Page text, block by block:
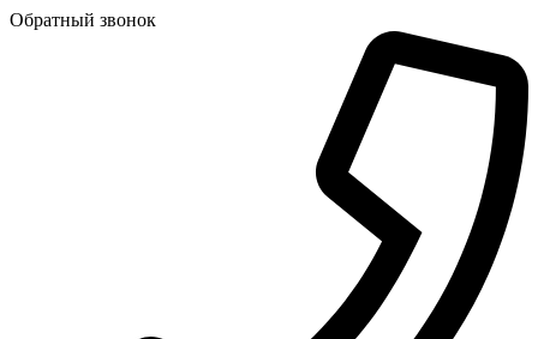
Обратный звонок